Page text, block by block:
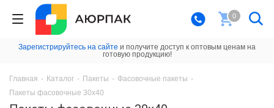
0
Зарегистрируйтесь на сайте и получите доступ к оптовым ценам на
готовую продукцию!
Главная - Каталог - Пакеты - Фасовочные пакеты -
Пакеты фасовочные 30х40